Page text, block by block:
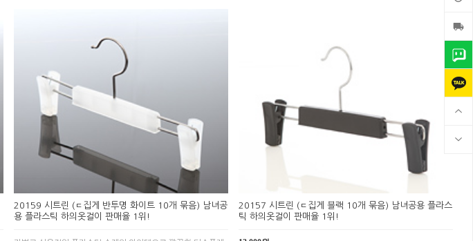
20159 시트린 (ㄷ집게 반투명 화이트 10개 묶음) 남녀공
용 플라스틱 하의옷걸이 판매율 1위!
20157 시트린 (ㄷ집게 블랙 10개 묶음) 남녀공용 플라스
틱 하의옷걸이 판매율 1위!